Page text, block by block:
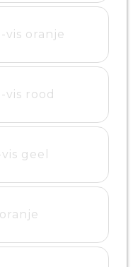
oranje
rood
geel